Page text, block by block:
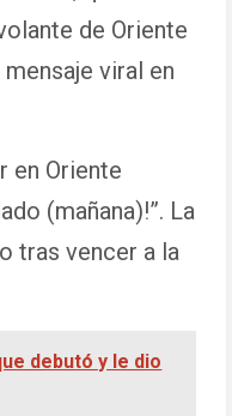
de Oriente
viral en
en Oriente
(mañana)!”. La
tras vencer a la
debutó y le dio